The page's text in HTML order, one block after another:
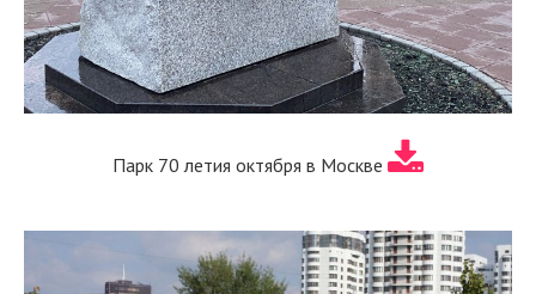
Парк 70 летия октября в Москве